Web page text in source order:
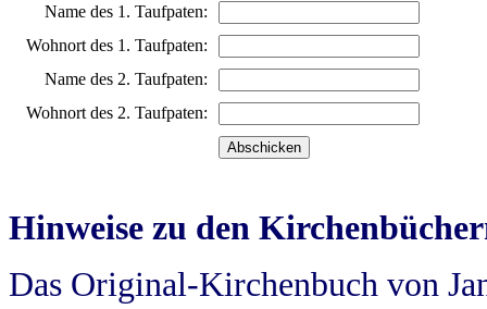
Name des 1. Taufpaten:
Wohnort des 1. Taufpaten:
Name des 2. Taufpaten:
Wohnort des 2. Taufpaten:
Hinweise zu den
Das Original-Kirchenbuch von